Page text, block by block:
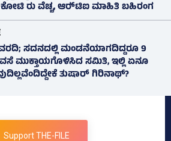
ಕೋಟಿ ರು ವೆಚ್ಚ, ಆರ್‍‌ಟಿಐ ಮಾಹಿತಿ ಬಹಿರಂಗ
ಸದನದಲ್ಲಿ ಮಂಡನೆಯಾಗದಿದ್ದರೂ 9
ಮುಕ್ತಾಯಗೊಳಿಸಿದ ಸಮಿತಿ, ಇಲ್ಲಿ ಏನೂ
ತುಷಾರ್ ಗಿರಿನಾಥ್?
Support THE-FILE